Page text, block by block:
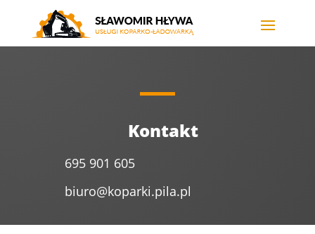
Kontakt
695 901 605
biuro@koparki.pila.pl